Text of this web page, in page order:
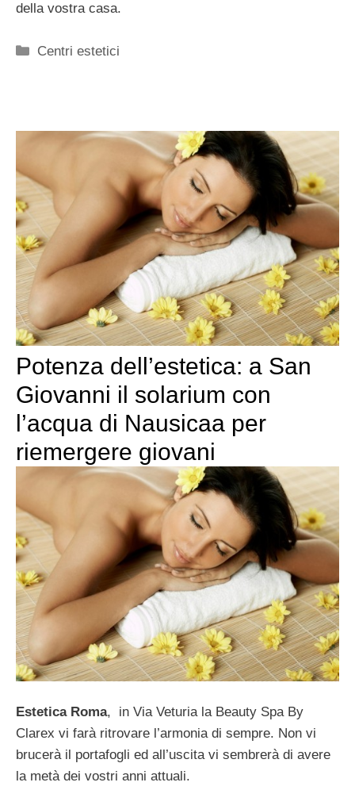
della vostra casa.
Categorie
Centri estetici
Potenza dell’estetica: a San
Giovanni il solarium con
l’acqua di Nausicaa per
riemergere giovani
Estetica Roma, in Via Veturia la Beauty Spa By
Clarex vi farà ritrovare l’armonia di sempre. Non vi
brucerà il portafogli ed all’uscita vi sembrerà di avere
la metà dei vostri anni attuali.